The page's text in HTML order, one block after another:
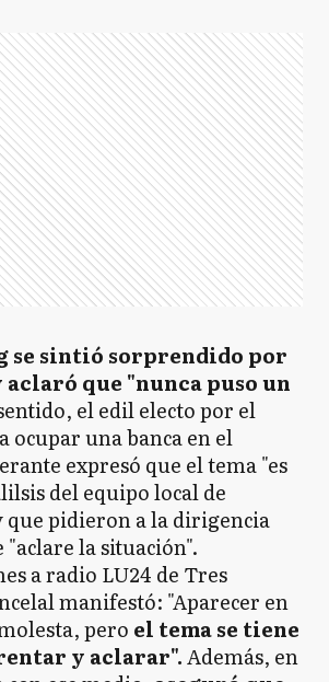
se sintió sorprendido por
que "nunca puso un
el edil electo por el
ocupar una banca en el
expresó que el tema "es
del equipo local de
que pidieron a la dirigencia
la situación".
a radio LU24 de Tres
manifestó: "Aparecer en
pero el tema se tiene
y aclarar".Además, en